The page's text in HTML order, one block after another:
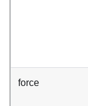
force